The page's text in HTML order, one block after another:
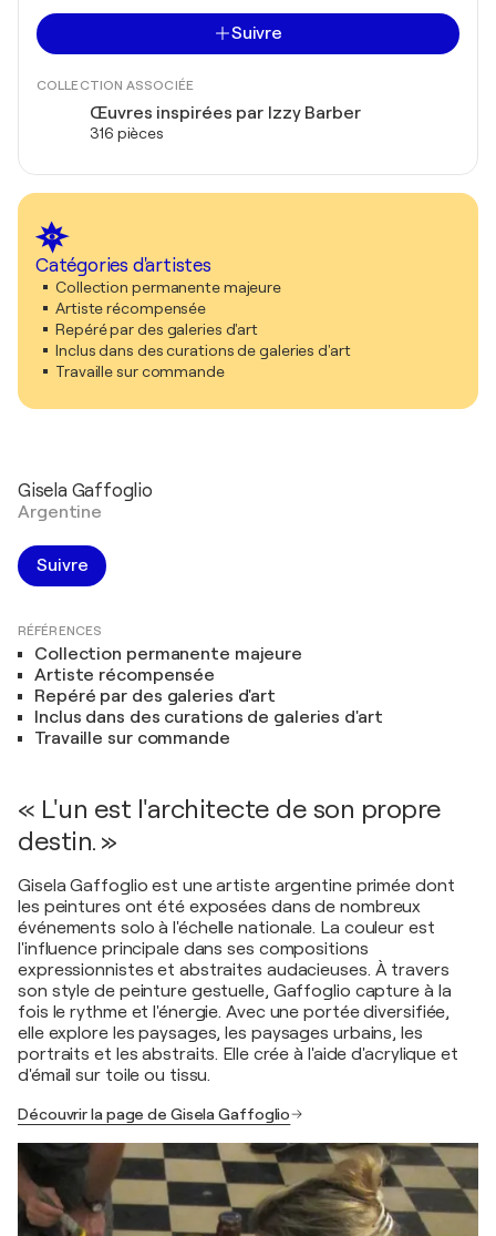
Suivre
COLLECTION ASSOCIÉE
Œuvres inspirées par Izzy Barber
316 pièces
Catégories d'artistes
Collection permanente majeure
Artiste récompensée
Repéré par des galeries d'art
Inclus dans des curations de galeries d'art
Travaille sur commande
Gisela Gaffoglio
Argentine
Suivre
RÉFÉRENCES
Collection permanente majeure
Artiste récompensée
Repéré par des galeries d'art
Inclus dans des curations de galeries d'art
Travaille sur commande
« L'un est l'architecte de son propre
destin. »
Gisela Gaffoglio est une artiste argentine primée dont
les peintures ont été exposées dans de nombreux
événements solo à l'échelle nationale. La couleur est
l'influence principale dans ses compositions
expressionnistes et abstraites audacieuses. À travers
son style de peinture gestuelle, Gaffoglio capture à la
fois le rythme et l'énergie. Avec une portée diversifiée,
elle explore les paysages, les paysages urbains, les
portraits et les abstraits. Elle crée à l'aide d'acrylique et
d'émail sur toile ou tissu.
Découvrir la page de Gisela Gaffoglio